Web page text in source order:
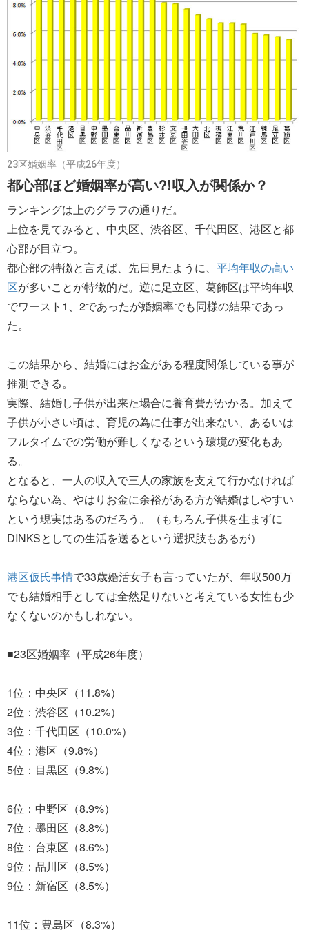
23区婚姻率（平成26年度）
都心部ほど婚姻率が高い?!収入が関係か？
ランキングは上のグラフの通りだ。
上位を見てみると、中央区、渋谷区、千代田区、港区と都
心部が目立つ。
都心部の特徴と言えば、先日見たように、 平均年収の高い
区が多いことが特徴的だ。逆に足立区、葛飾区は平均年収
でワースト1、2であったが婚姻率でも同様の結果であっ
た。
この結果から、結婚にはお金がある程度関係している事が
推測できる。
実際、結婚し子供が出来た場合に養育費がかかる。加えて
子供が小さい頃は、育児の為に仕事が出来ない、あるいは
フルタイムでの労働が難しくなるという環境の変化もあ
る。
となると、一人の収入で三人の家族を支えて行かなければ
ならない為、やはりお金に余裕がある方が結婚はしやすい
という現実はあるのだろう。（もちろん子供を生まずに
DINKSとしての生活を送るという選択肢もあるが）
港区仮氏事情で33歳婚活女子も言っていたが、年収500万
でも結婚相手としては全然足りないと考えている女性も少
なくないのかもしれない。
■23区婚姻率（平成26年度）
1位：中央区（11.8%）
2位：渋谷区（10.2%）
3位：千代田区（10.0%）
4位：港区（9.8%）
5位：目黒区（9.8%）
6位：中野区（8.9%）
7位：墨田区（8.8%）
8位：台東区（8.6%）
9位：品川区（8.5%）
9位：新宿区（8.5%）
11位：豊島区（8.3%）